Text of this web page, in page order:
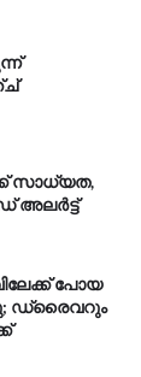
സാ​ധ്യ​ത,
അ​ലർ​ട്ട്
പോയ
ഡ്രൈവറും